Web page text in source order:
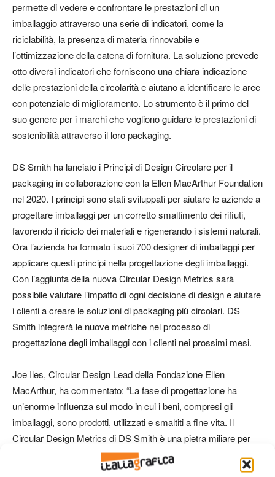
permette di vedere e confrontare le prestazioni di un
imballaggio attraverso una serie di indicatori, come la
riciclabilità, la presenza di materia rinnovabile e
l’ottimizzazione della catena di fornitura. La soluzione prevede
otto diversi indicatori che forniscono una chiara indicazione
delle prestazioni della circolarità e aiutano a identificare le aree
con potenziale di miglioramento. Lo strumento è il primo del
suo genere per i marchi che vogliono guidare le prestazioni di
sostenibilità attraverso il loro packaging.
DS Smith ha lanciato i Principi di Design Circolare per il
packaging in collaborazione con la Ellen MacArthur Foundation
nel 2020. I principi sono stati sviluppati per aiutare le aziende a
progettare imballaggi per un corretto smaltimento dei rifiuti,
favorendo il riciclo dei materiali e rigenerando i sistemi naturali.
Ora l’azienda ha formato i suoi 700 designer di imballaggi per
applicare questi principi nella progettazione degli imballaggi.
Con l’aggiunta della nuova Circular Design Metrics sarà
possibile valutare l’impatto di ogni decisione di design e aiutare
i clienti a creare le soluzioni di packaging più circolari. DS
Smith integrerà le nuove metriche nel processo di
progettazione degli imballaggi con i clienti nei prossimi mesi.
Joe Iles, Circular Design Lead della Fondazione Ellen
MacArthur, ha commentato: “La fase di progettazione ha
un’enorme influenza sul modo in cui i beni, compresi gli
imballaggi, sono prodotti, utilizzati e smaltiti a fine vita. Il
Circular Design Metrics di DS Smith è una pietra miliare per
aiutare a guidare il cambiamento verso un’economia circolare.
Come partner strategico, DS Smith ha la capacità di far